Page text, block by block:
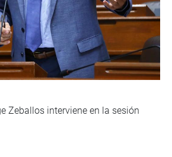
Zeballos interviene en la sesión